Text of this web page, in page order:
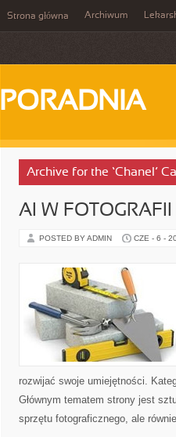
Strona główna Archiwum
PORADNIA
Archive for the ‘Chanel’
AI W FOTOGRAFII
POSTED BY ADMIN CZE - 6 -
rozwijać swoje umiejętności.
Głównym tematem strony jest
sprzętu fotograficznego, ale